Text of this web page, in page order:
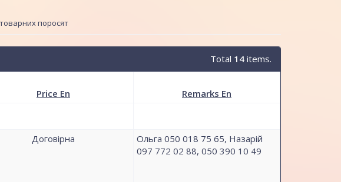
поросят
Total 14 items.
Price En Remarks En
Договірна
Ольга 050 018 75 65, Назарій
097 772 02 88, 050 390 10 49